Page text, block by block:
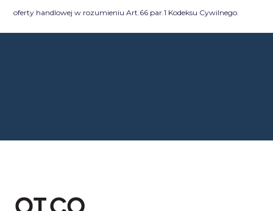
oferty handlowej w rozumieniu Art.66 par.1 Kodeksu Cywilnego.